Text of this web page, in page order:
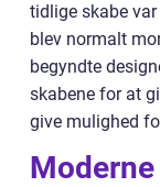
tidlige skabe
blev normalt
begyndte
skabene for at
give mulighed